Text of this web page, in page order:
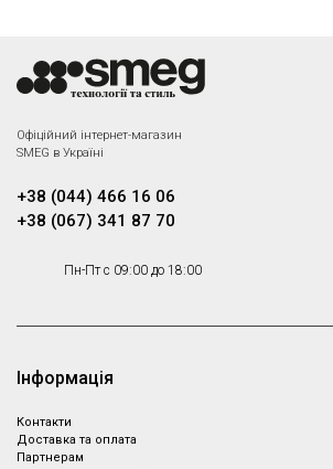
Офіційний інтернет-магазин
SMEG в Україні
+38 (044) 466 16 06
+38 (067) 341 87 70
Пн-Пт с 09:00 до 18:00
Інформація
Контакти
Доставка та оплата
Партнeрам